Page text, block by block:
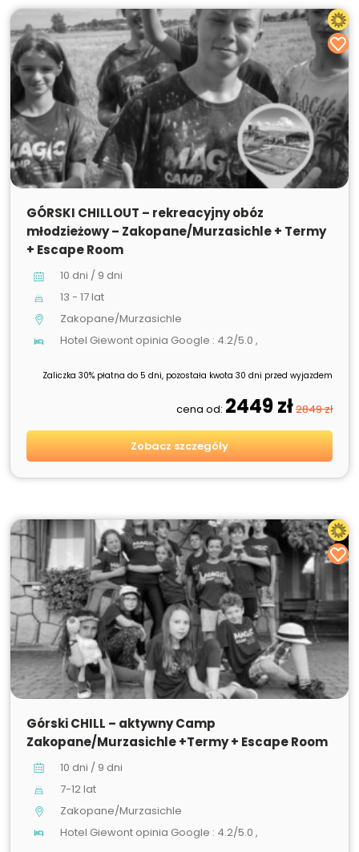
SPRZEDANE
GÓRSKI CHILLOUT – rekreacyjny obóz
młodzieżowy – Zakopane/Murzasichle + Termy
+ Escape Room
10 dni / 9 dni
13 - 17 lat
Zakopane/Murzasichle
Hotel Giewont opinia Google : 4.2/5.0 ,
Zaliczka 30% płatna do 5 dni, pozostała kwota 30 dni przed wyjazdem
cena od: 2449 zł2849 zł
Zobacz szczegóły
SPRZEDANE
Górski CHILL – aktywny Camp
Zakopane/Murzasichle +Termy + Escape Room
10 dni / 9 dni
7-12 lat
Zakopane/Murzasichle
Hotel Giewont opinia Google : 4.2/5.0 ,